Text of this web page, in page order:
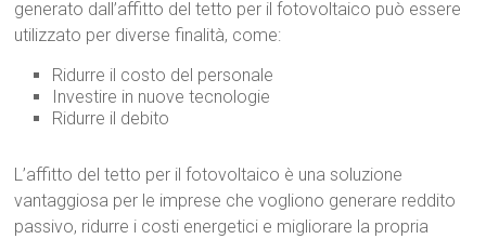
generato dall’affitto del tetto per il fotovoltaico può essere
utilizzato per diverse finalità, come:
Ridurre il costo del personale
Investire in nuove tecnologie
Ridurre il debito
L’affitto del tetto per il fotovoltaico è una soluzione
vantaggiosa per le imprese che vogliono generare reddito
passivo, ridurre i costi energetici e migliorare la propria